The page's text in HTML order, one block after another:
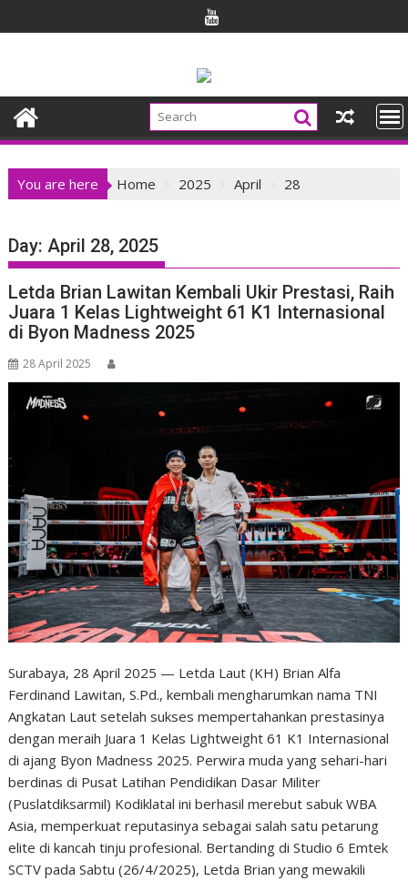
to
You are here Home 2025 April 28
Day:April 28, 2025
Letda Brian Lawitan Kembali Ukir Prestasi, Raih
Juara 1 Kelas Lightweight 61 K1 Internasional
di Byon Madness 2025
28 April 2025
Surabaya, 28 April 2025 — Letda Laut (KH) Brian Alfa
Ferdinand Lawitan, S.Pd., kembali mengharumkan nama TNI
Angkatan Laut setelah sukses mempertahankan prestasinya
dengan meraih Juara 1 Kelas Lightweight 61 K1 Internasional
di ajang Byon Madness 2025. Perwira muda yang sehari-hari
berdinas di Pusat Latihan Pendidikan Dasar Militer
(Puslatdiksarmil) Kodiklatal ini berhasil merebut sabuk WBA
Asia, memperkuat reputasinya sebagai salah satu petarung
elite di kancah tinju profesional. Bertanding di Studio 6 Emtek
SCTV pada Sabtu (26/4/2025), Letda Brian yang mewakili